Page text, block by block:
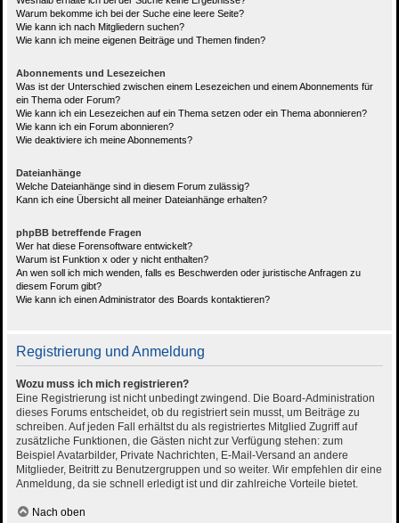
Warum bekomme ich bei der Suche eine leere Seite?
Wie kann ich nach Mitgliedern suchen?
Wie kann ich meine eigenen Beiträge und Themen finden?
Abonnements und Lesezeichen
Was ist der Unterschied zwischen einem Lesezeichen und einem Abonnements für
ein Thema oder Forum?
Wie kann ich ein Lesezeichen auf ein Thema setzen oder ein Thema abonnieren?
Wie kann ich ein Forum abonnieren?
Wie deaktiviere ich meine Abonnements?
Dateianhänge
Welche Dateianhänge sind in diesem Forum zulässig?
Kann ich eine Übersicht all meiner Dateianhänge erhalten?
phpBB betreffende Fragen
Wer hat diese Forensoftware entwickelt?
Warum ist Funktion x oder y nicht enthalten?
An wen soll ich mich wenden, falls es Beschwerden oder juristische Anfragen zu
diesem Forum gibt?
Wie kann ich einen Administrator des Boards kontaktieren?
Registrierung und Anmeldung
Wozu muss ich mich registrieren?
Eine Registrierung ist nicht unbedingt zwingend. Die Board-Administration
dieses Forums entscheidet, ob du registriert sein musst, um Beiträge zu
schreiben. Auf jeden Fall erhältst du als registriertes Mitglied Zugriff auf
zusätzliche Funktionen, die Gästen nicht zur Verfügung stehen: zum
Beispiel Avatarbilder, Private Nachrichten, E-Mail-Versand an andere
Mitglieder, Beitritt zu Benutzergruppen und so weiter. Wir empfehlen dir eine
Anmeldung, da sie schnell erledigt ist und dir zahlreiche Vorteile bietet.
Nach oben